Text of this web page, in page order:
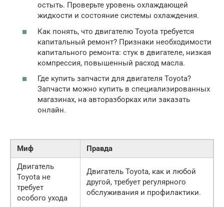
остыть. Проверьте уровень охлаждающей
жидкости и состояние системы охлаждения.
Как понять, что двигателю Toyota требуется
капитальный ремонт? Признаки необходимости
капитального ремонта: стук в двигателе, низкая
компрессия, повышенный расход масла.
Где купить запчасти для двигателя Toyota?
Запчасти можно купить в специализированных
магазинах, на авторазборках или заказать
онлайн.
Миф
Правда
Двигатель
Toyota не
требует
особого ухода
Двигатель Toyota, как и любой
другой, требует регулярного
обслуживания и профилактики.